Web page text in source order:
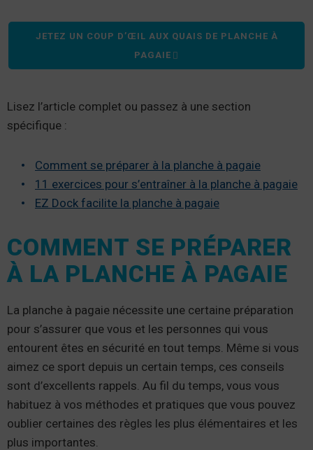
JETEZ UN COUP D’ŒIL AUX QUAIS DE PLANCHE À
PAGAIE
Lisez l’article complet ou passez à une section
spécifique :
Comment se préparer à la planche à pagaie
11 exercices pour s’entraîner à la planche à pagaie
EZ Dock facilite la planche à pagaie
COMMENT SE PRÉPARER
À LA PLANCHE À PAGAIE
La planche à pagaie nécessite une certaine préparation
pour s’assurer que vous et les personnes qui vous
entourent êtes en sécurité en tout temps. Même si vous
aimez ce sport depuis un certain temps, ces conseils
sont d’excellents rappels. Au fil du temps, vous vous
habituez à vos méthodes et pratiques que vous pouvez
oublier certaines des règles les plus élémentaires et les
plus importantes.